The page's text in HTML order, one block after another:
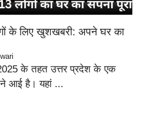
के लिए खुशखबरी: अपने घर का
के तहत उत्तर प्रदेश के एक
आई है। यहां ...